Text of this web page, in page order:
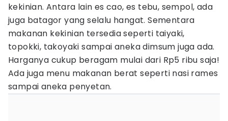
kekinian. Antara lain es cao, es tebu, sempol, ada
juga batagor yang selalu hangat. Sementara
makanan kekinian tersedia seperti taiyaki,
topokki, takoyaki sampai aneka dimsum juga ada.
Harganya cukup beragam mulai dari Rp5 ribu saja!
Ada juga menu makanan berat seperti nasi rames
sampai aneka penyetan.